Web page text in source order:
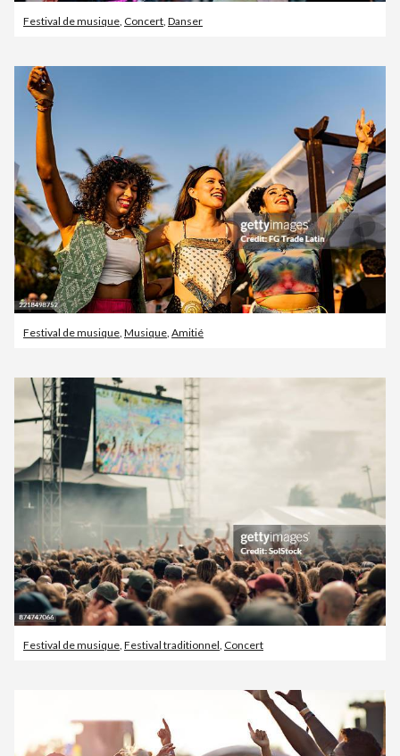
Festival de musique Concert Danser
Festival de musique, Musique, Amitié
Festival de musique Festival traditionnel Concert